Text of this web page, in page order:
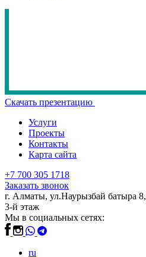
Скачать презентацию
Услуги
Проекты
Контакты
Карта сайта
+7 700 305 1718
Заказать звонок
г. Алматы, ул.Наурызбай батыра 8,
3-й этаж
Мы в социальных сетях:
ru